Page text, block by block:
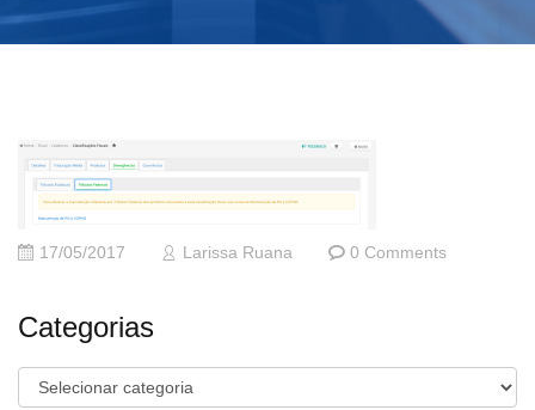
17/05/2017 Larissa Ruana 0 Comments
Categorias
Categorias